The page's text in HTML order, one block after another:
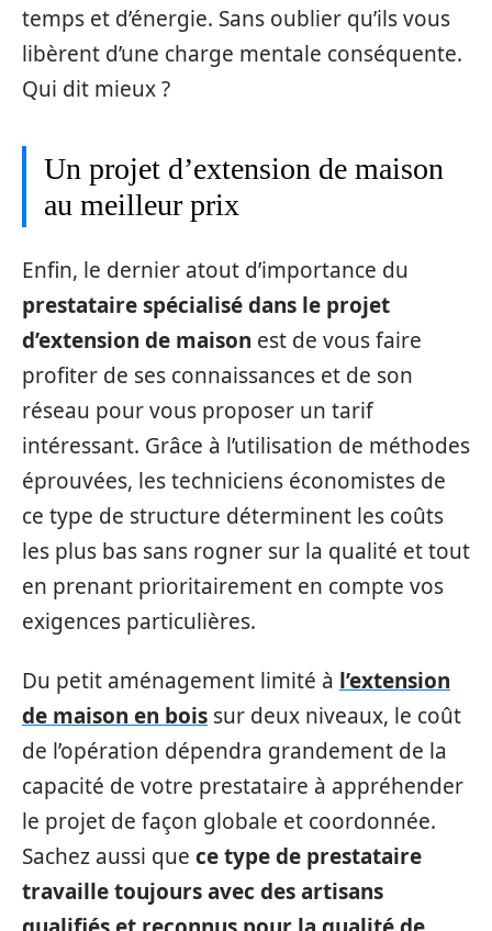
temps et d’énergie. Sans oublier qu’ils vous
libèrent d’une charge mentale conséquente.
Qui dit mieux ?
Un projet d’extension de maison
au meilleur prix
Enfin, le dernier atout d’importance du
prestataire spécialisé dans le projet
d’extension de maison est de vous faire
profiter de ses connaissances et de son
réseau pour vous proposer un tarif
intéressant. Grâce à l’utilisation de méthodes
éprouvées, les techniciens économistes de
ce type de structure déterminent les coûts
les plus bas sans rogner sur la qualité et tout
en prenant prioritairement en compte vos
exigences particulières.
Du petit aménagement limité à l’extension
de maison en bois sur deux niveaux, le coût
de l’opération dépendra grandement de la
capacité de votre prestataire à appréhender
le projet de façon globale et coordonnée.
Sachez aussi que ce type de prestataire
travaille toujours avec des artisans